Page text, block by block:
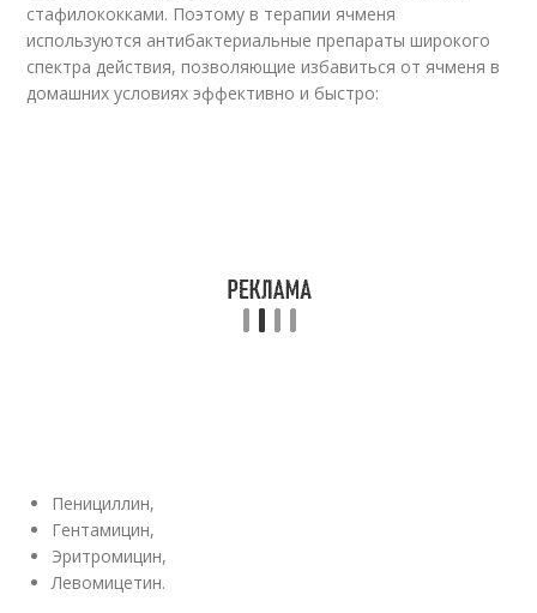
стафилококками. Поэтому в терапии ячменя
используются антибактериальные препараты широкого
спектра действия, позволяющие избавиться от ячменя в
домашних условиях эффективно и быстро:
Пенициллин,
Гентамицин,
Эритромицин,
Левомицетин.